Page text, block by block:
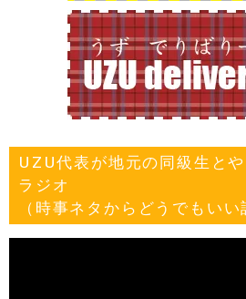
UZU代表が地元の同級生と
ラジオ
（時事ネタからどうでもいい